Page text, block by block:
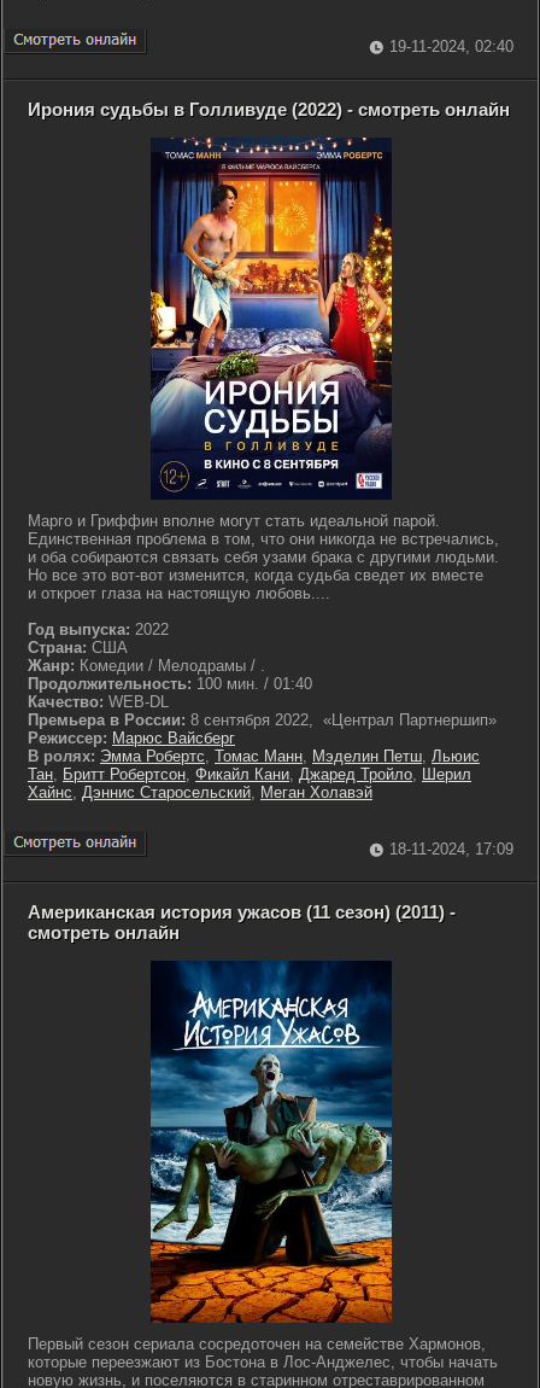
19-11-2024, 02:40
Ирония судьбы в Голливуде (2022) - смотреть онлайн
Марго и Гриффин вполне могут стать идеальной парой.
Единственная проблема в том, что они никогда не встречались,
и оба собираются связать себя узами брака с другими людьми.
Но все это вот-вот изменится, когда судьба сведет их вместе
и откроет глаза на настоящую любовь....
Год выпуска: 2022
Страна: США
Жанр: Комедии / Мелодрамы / .
Продолжительность: 100 мин. / 01:40
Качество: WEB-DL
Премьера в России: 8 сентября 2022, «Централ Партнершип»
Режиссер: Марюс Вайсберг
В ролях: Эмма Робертс, Томас Манн, Мэделин Петш, Льюис
Тан, Бритт Робертсон, Фикайл Кани, Джаред Тройло, Шерил
Хайнс, Дэннис Старосельский, Меган Холавэй
18-11-2024, 17:09
Американская история ужасов (11 сезон) (2011) -
смотреть онлайн
Первый сезон сериала сосредоточен на семействе Хармонов,
которые переезжают из Бостона в Лос-Анджелес, чтобы начать
новую жизнь, и поселяются в старинном отреставрированном